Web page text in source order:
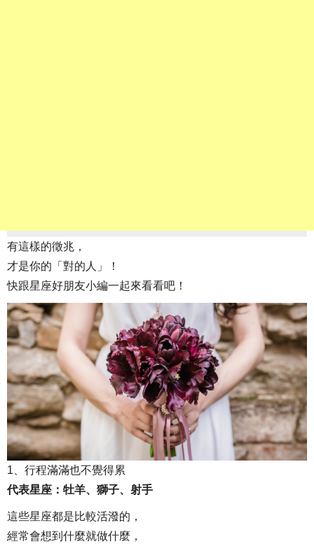
有這樣的徵兆，
才是你的「對的人」！
快跟星座好朋友小編一起來看看吧！
1、行程滿滿也不覺得累
代表星座：牡羊、獅子、射手
這些星座都是比較活潑的，
經常會想到什麼就做什麼，